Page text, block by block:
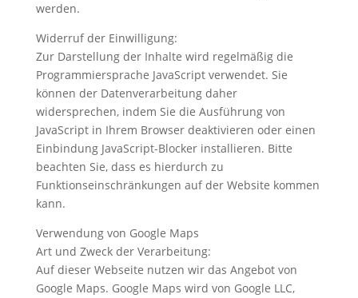
werden.
Widerruf der Einwilligung:
Zur Darstellung der Inhalte wird regelmäßig die
Programmiersprache JavaScript verwendet. Sie
können der Datenverarbeitung daher
widersprechen, indem Sie die Ausführung von
JavaScript in Ihrem Browser deaktivieren oder einen
Einbindung JavaScript-Blocker installieren. Bitte
beachten Sie, dass es hierdurch zu
Funktionseinschränkungen auf der Website kommen
kann.
Verwendung von Google Maps
Art und Zweck der Verarbeitung:
Auf dieser Webseite nutzen wir das Angebot von
Google Maps. Google Maps wird von Google LLC,